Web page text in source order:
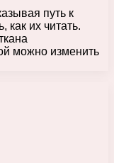
путь к
как их читать.
можно изменить